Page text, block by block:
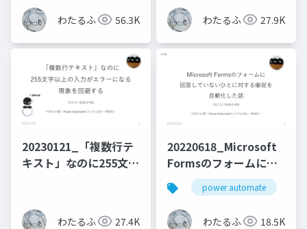
わたるふ 56.3K わたるふ 27.9K
20230121_「複数行テ
キスト」なのに255文字
わたるふ 27.4K
20220618_Microsoft
Formsのフォームに回
答していないひとに対
する催促を自動化した
話
power automate
わたるふ 18.5K